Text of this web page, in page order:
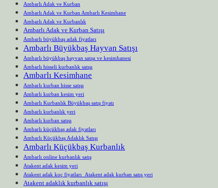
Ambarlı Adak ve Kurban
Ambarlı Adak ve Kurban Ambarlı Kesimhane
Ambarlı Adak ve Kurbanlık
Ambarlı Adak ve Kurban Satışı
Ambarlı büyükbaş adak fiyatları
Ambarlı Büyükbaş Hayvan Satışı
Ambarlı büyükbaş hayvan satışı ve kesimhanesi
Ambarlı hisseli kurbanlık satışı
Ambarlı Kesimhane
Ambarlı kurban hisse satışı
Ambarlı kurban kesim yeri
Ambarlı Kurbanlık Büyükbaş satış fiyatı
Ambarlı kurbanlık yeri
Ambarlı kurban satışı
Ambarlı küçükbaş adak fiyatları
Ambarlı Küçükbaş Adaklık Satışı
Ambarlı Küçükbaş Kurbanlık
Ambarlı online kurbanlık satış
Atakent adak kesim yeri
Atakent adak koç fiyatları Atakent adak kurban satış yeri
Atakent adaklık kurbanlık satışı